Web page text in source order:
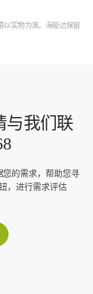
以实物为准。海能达保留
与我们联
您的需求，帮助您寻
，进行需求评估